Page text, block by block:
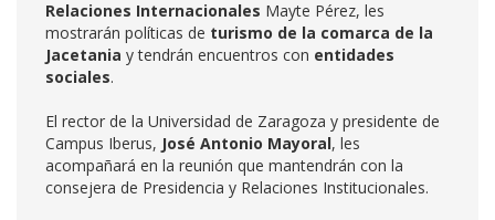
Relaciones Internacionales Mayte Pérez, les
mostrarán políticas de turismo de la comarca de la
Jacetania y tendrán encuentros con entidades
sociales.
El rector de la Universidad de Zaragoza y presidente de
Campus Iberus, José Antonio Mayoral, les
acompañará en la reunión que mantendrán con la
consejera de Presidencia y Relaciones Institucionales.